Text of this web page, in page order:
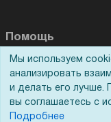
Помощь
Реквизиты
Гарантии и возврат
Мы используем
анализировать
и делать его лучше.
вы соглашаетесь с
Подробнее
Для Вас доступно
заказе этого товара
Получить скидку